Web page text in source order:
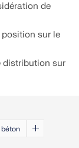
de
sur le
distribution sur